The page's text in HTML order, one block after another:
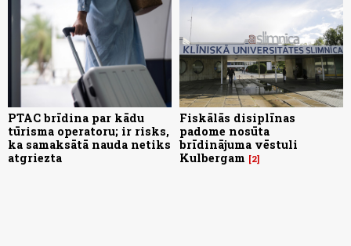
PTAC brīdina par kādu
tūrisma operatoru; ir risks,
ka samaksātā nauda netiks
atgriezta
Fiskālās disiplīnas
padome nosūta
brīdinājuma vēstuli
Kulbergam
2